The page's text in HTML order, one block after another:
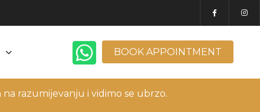
BOOK APPOINTMENT
razumijevanju i vidimo se ubrzo.